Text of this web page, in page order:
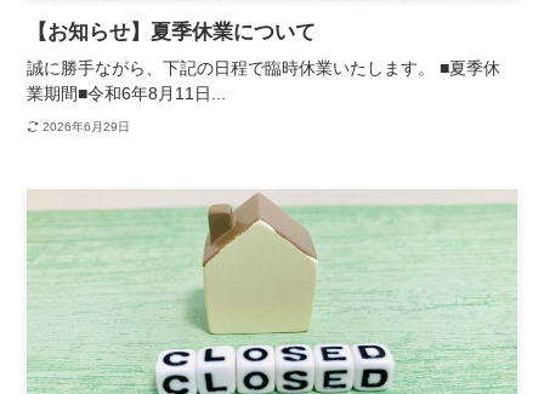
【お知らせ】夏季休業について
誠に勝手ながら、下記の日程で臨時休業いたします。 ■夏季休
業期間■令和6年8月11日...
2026年6月29日